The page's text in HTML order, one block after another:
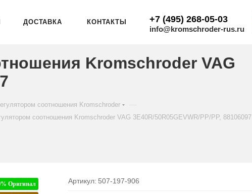
ДОСТАВКА КОНТАКТЫ +7 (495) 268-05-03
info@kromschroder-rus.ru
Kromschroder VAG
соотношения Kromschroder
соотношения Kromschroder VAG 3E40R/50R05GEVWR/PP/PP, 88106097
Оригинал
Артикул: 507-197-906